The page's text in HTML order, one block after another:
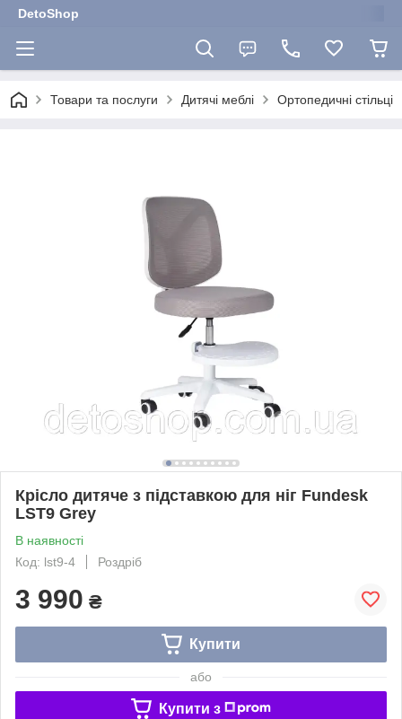
DetoShop
Товари та послуги Дитячі меблі Ортопедичні стільці
Крісло дитяче з підставкою для ніг Fundesk
LST9 Grey
В наявності
Код: lst9-4
Роздріб
3 990 ₴
Купити
або
Купити з